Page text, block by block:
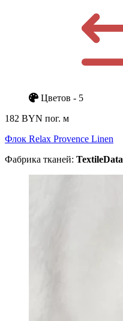
Цветов - 5
182 BYN пог. м
Флок Relax Provence Linen
Фабрика тканей: TextileData